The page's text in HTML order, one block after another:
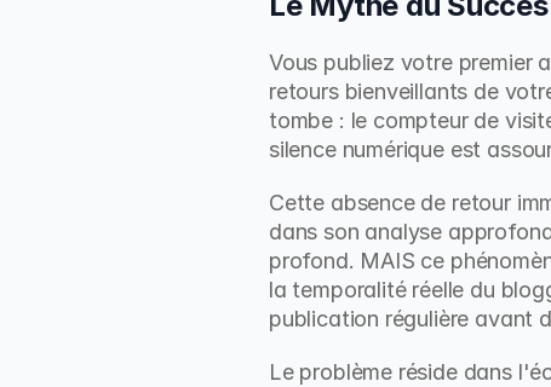
Vous publiez votre premier
retours bienveillants de
tombe : le compteur de
silence numérique est
Cette absence de retour
dans son analyse
profond. MAIS ce
la temporalité réelle du
publication régulière avant
Le problème réside dans